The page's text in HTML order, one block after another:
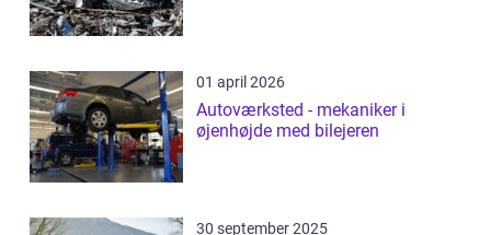
01 april 2026
Autoværksted - mekaniker i
øjenhøjde med bilejeren
30 september 2025